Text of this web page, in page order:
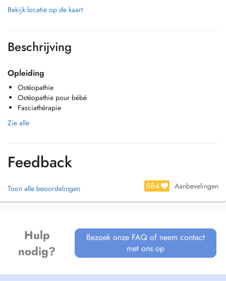
Bekijk locatie op de kaart
Beschrijving
Opleiding
Ostéopathie
Ostéopathie pour bébé
Fasciathérapie
Zie alle
Feedback
Toon alle beoordelingen 584 Aanbevelingen
Hulp
nodig?
Bezoek onze FAQ of neem contact
met ons op